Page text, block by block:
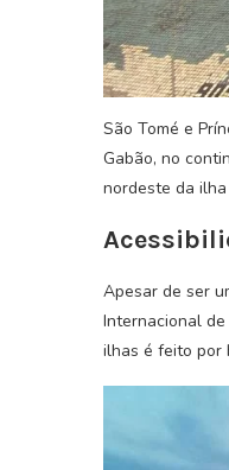
São Tomé e
Gabão, no
nordeste da
Apesar de ser
Internacional
ilhas é feito por
Sobre
24 de Outubro, 2022